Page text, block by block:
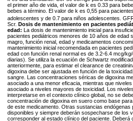
el primer año de vida, el valor de k es 0.33 para
bebes a término. El valor de k es 0,55 para
adolescentes y de 0.7 para niños adolescentes.
Scr. Dosis de mantenimiento en pacientes
edad: La dosis de mantenimiento inicial para
pacientes pediátricos menores de 10 años de edad
magro, función renal, edad y medicamentos
mantenimiento inicial recomendada en pacientes
edad con función renal normal es de 3.2-6.4 mcg/
diarias). Se utiliza la ecuación de Schwartz
anteriormente, para estimar el clearance de
digoxina debe ser ajustada en función de la
sangre. Las concentraciones séricas de digoxina
asociado a una menor eficacia, mientras que
asociado a niveles mayores de toxicidad. Los
interpretarse en el contexto clínico global, no se
concentración de digoxina en suero como base
de este medicamento. Otras sustancias endógenas
disponibles y siempre deberán sospecharse de los
corresponder al estado clínico del paciente. Deberá